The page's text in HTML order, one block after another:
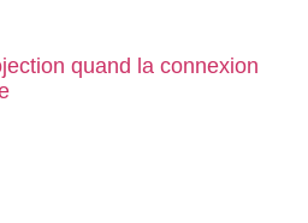
quand la connexion